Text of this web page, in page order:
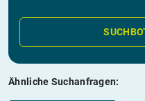
Ähnliche Suchanfragen: